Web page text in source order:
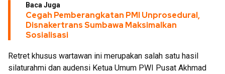
Baca Juga
Cegah Pemberangkatan PMI Unprosedural,
Disnakertrans Sumbawa Maksimalkan
Sosialisasi
Retret khusus wartawan ini merupakan salah satu hasil
silaturahmi dan audensi Ketua Umum PWI Pusat Akhmad